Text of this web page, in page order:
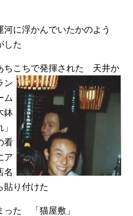
に浮かんでいたかのよう
した
ちこちで発揮された 天井か
ン
ム
鉢
看
ア
名
貼り付けた
った 「猫屋敷」